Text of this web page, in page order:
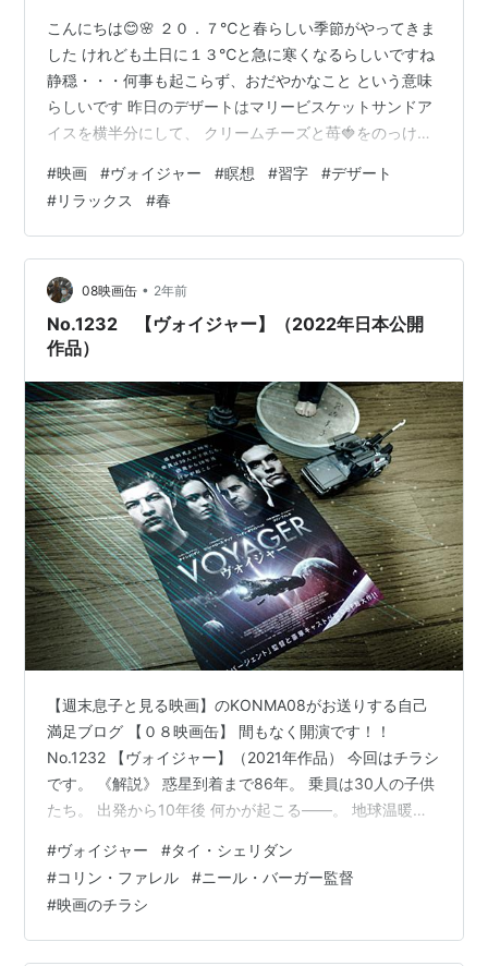
こんにちは😊🌸 ２０．７℃と春らしい季節がやってきま
した けれども土日に１３℃と急に寒くなるらしいですね
静穏・・・何事も起こらず、おだやかなこと という意味
らしいです 昨日のデザートはマリービスケットサンドア
イスを横半分にして、 クリームチーズと苺🍓をのっけて
なくてずっと冷凍庫にいた マリーアイスだったけれど、
これならさっぱり頂けて美味しかった😋💖 昨日は映画
「ヴォイジャー」を観た SFスリラー映画らしい はてなブ
ログで紹介されていた方がいたので 宇宙映画にも最近ハ
マっているし、内容がとても気になったので Huluで検索
したらあったので良か…
#映画 #ヴォイジャー #瞑想 #習字 #デザート
#リラックス #春
08映画缶 • 2年前
No.1232 【ヴォイジャー】（2022年日本公開
作品）
【週末息子と見る映画】のKONMA08がお送りする自己
満足ブログ 【０８映画缶】 間もなく開演です！！
No.1232 【ヴォイジャー】（2021年作品） 今回はチラシ
です。 《解説》 惑星到着まで86年。 乗員は30人の子供
たち。 出発から10年後 何かが起こる――。 地球温暖化
惑星を探した。そして2063年。可能性を秘めた惑星を発
見し探査隊を派遣することになる。航行にかかる期間は
86年。乗員は訓練を受けた30人の子供たちと彼らの教官
であるリチャードが同乗した。子供たちは船内で成長し
#ヴォイジャー #タイ・シェリダン
#コリン・ファレル #ニール・バーガー監督
#映画のチラシ